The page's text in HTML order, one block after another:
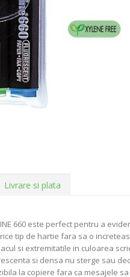
Livrare si plata
660 este perfect pentru a
tip de hartie fara sa o
si extremitatile in culoarea
si densa nu sterge sau
la copiere fara ca mesajele